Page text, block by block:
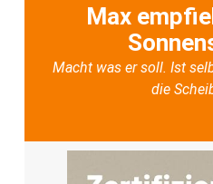
Max
Macht was er soll. Ist
die